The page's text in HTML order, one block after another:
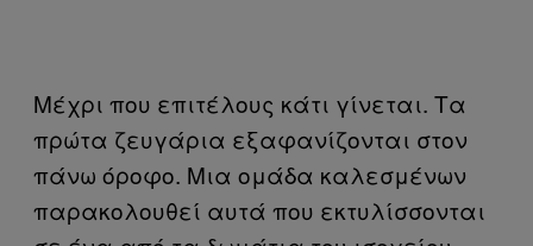
Μέχρι που επιτέλους κάτι γίνεται. Τα
πρώτα ζευγάρια εξαφανίζονται στον
πάνω όροφο. Μια ομάδα καλεσμένων
παρακολουθεί αυτά που εκτυλίσσονται